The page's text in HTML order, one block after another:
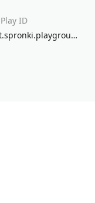
ID
com.cdt.spronki.playground